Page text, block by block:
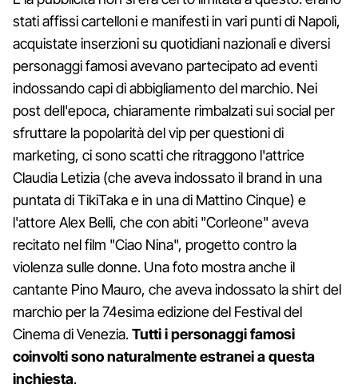
stati affissi cartelloni e manifesti in vari punti di Napoli,
acquistate inserzioni su quotidiani nazionali e diversi
personaggi famosi avevano partecipato ad eventi
indossando capi di abbigliamento del marchio. Nei
post dell'epoca, chiaramente rimbalzati sui social per
sfruttare la popolarità del vip per questioni di
marketing, ci sono scatti che ritraggono l'attrice
Claudia Letizia (che aveva indossato il brand in una
puntata di TikiTaka e in una di Mattino Cinque) e
l'attore Alex Belli, che con abiti "Corleone" aveva
recitato nel film "Ciao Nina", progetto contro la
violenza sulle donne. Una foto mostra anche il
cantante Pino Mauro, che aveva indossato la shirt del
marchio per la 74esima edizione del Festival del
Cinema di Venezia.Tutti i personaggi famosi
coinvolti sono naturalmente estranei a questa
inchiesta.